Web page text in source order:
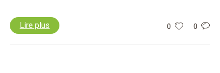
0 0
Lire plus